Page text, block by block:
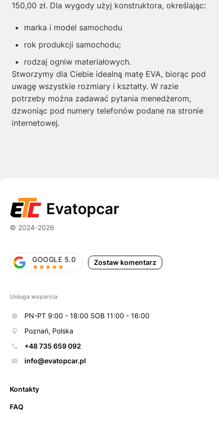
150,00 zł. Dla wygody użyj konstruktora, określając:
marka i model samochodu
rok produkcji samochodu;
rodzaj ogniw materiałowych.
Stworzymy dla Ciebie idealną matę EVA, biorąc pod
uwagę wszystkie rozmiary i kształty. W razie
potrzeby można zadawać pytania menedżerom,
dzwoniąc pod numery telefonów podane na stronie
internetowej.
© 2024-2026
Zostaw komentarz
GOOGLE 5.0
Usługa wsparcia
PN-PT 9:00 - 18:00 SOB 11:00 - 16:00
Poznań, Polska
+48 735 659 092
info@evatopcar.pl
Kontakty
FAQ